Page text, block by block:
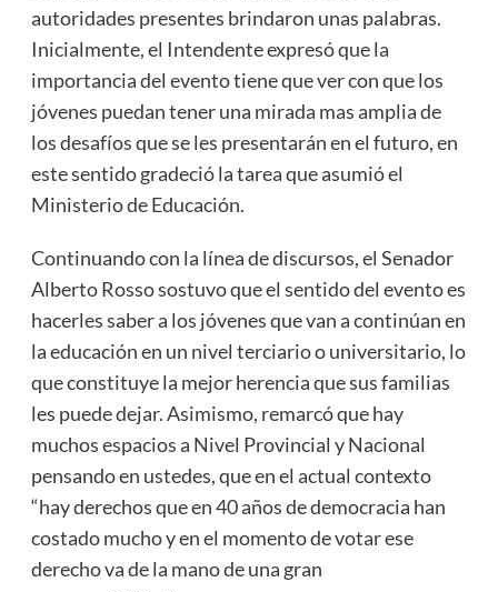
autoridades presentes brindaron unas palabras.
Inicialmente, el Intendente expresó que la
importancia del evento tiene que ver con que los
jóvenes puedan tener una mirada mas amplia de
los desafíos que se les presentarán en el futuro, en
este sentido gradeció la tarea que asumió el
Ministerio de Educación.
Continuando con la línea de discursos, el Senador
Alberto Rosso sostuvo que el sentido del evento es
hacerles saber a los jóvenes que van a continúan en
la educación en un nivel terciario o universitario, lo
que constituye la mejor herencia que sus familias
les puede dejar. Asimismo, remarcó que hay
muchos espacios a Nivel Provincial y Nacional
pensando en ustedes, que en el actual contexto
“hay derechos que en 40 años de democracia han
costado mucho y en el momento de votar ese
derecho va de la mano de una gran